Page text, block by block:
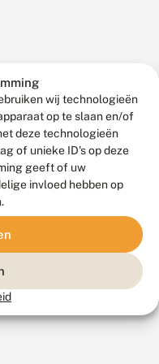
wij technologieën
op te slaan en/of
deze technologieën
of unieke ID's op deze
geeft of uw
invloed hebben op